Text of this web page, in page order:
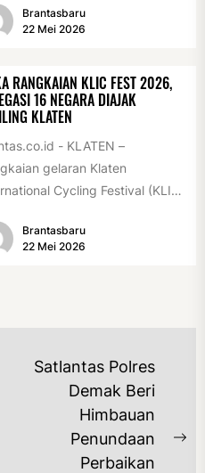
Rally...
Brantasbaru
22 Mei 2026
RANGKAIAN KLIC FEST 2026,
16 NEGARA DIAJAK
KLATEN
- KLATEN –
gelaran Klaten
Cycling Festival (KLIC
2026). Rangkaian kegiatan
Brantasbaru
22 Mei 2026
Satlantas Polres
Demak Beri
Himbauan
Penundaan
Perbaikan